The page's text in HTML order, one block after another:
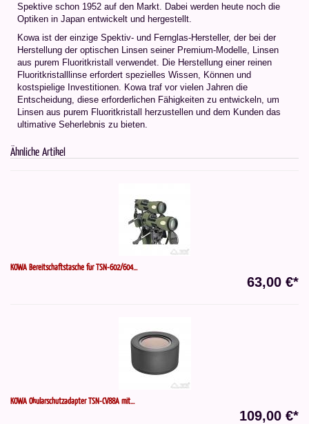
Spektive schon 1952 auf den Markt. Dabei werden heute noch die
Optiken in Japan entwickelt und hergestellt.
Kowa ist der einzige Spektiv- und Fernglas-Hersteller, der bei der
Herstellung der optischen Linsen seiner Premium-Modelle, Linsen
aus purem Fluoritkristall verwendet. Die Herstellung einer reinen
Fluoritkristalllinse erfordert spezielles Wissen, Können und
kostspielige Investitionen. Kowa traf vor vielen Jahren die
Entscheidung, diese erforderlichen Fähigkeiten zu entwickeln, um
Linsen aus purem Fluoritkristall herzustellen und dem Kunden das
ultimative Seherlebnis zu bieten.
Ähnliche Artikel
KOWA Bereitschaftstasche für TSN-602/604...
63,00 €*
KOWA Okularschutzadapter TSN-CV88A mit...
109,00 €*